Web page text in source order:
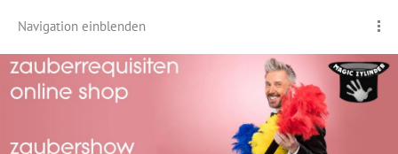
Navigation einblenden